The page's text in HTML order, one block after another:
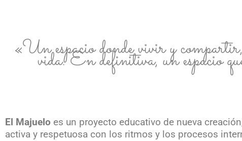
«Un espacio donde vivir y
vida. En definitiva, un espacio
El Majuelo es un proyecto educativo de nueva
activa y respetuosa con los ritmos y los procesos